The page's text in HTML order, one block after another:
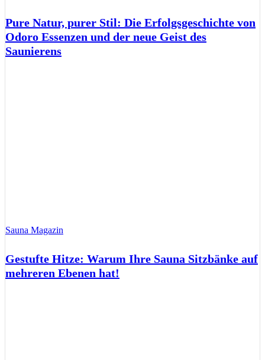
Pure Natur, purer Stil: Die Erfolgsgeschichte von
Odoro Essenzen und der neue Geist des
Saunierens
Sauna Magazin
Gestufte Hitze: Warum Ihre Sauna Sitzbänke auf
mehreren Ebenen hat!